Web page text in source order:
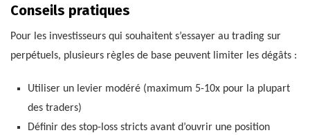
Conseils pratiques
Pour les investisseurs qui souhaitent s’essayer au trading sur
perpétuels, plusieurs règles de base peuvent limiter les dégâts :
Utiliser un levier modéré (maximum 5-10x pour la plupart
des traders)
Définir des stop-loss stricts avant d’ouvrir une position